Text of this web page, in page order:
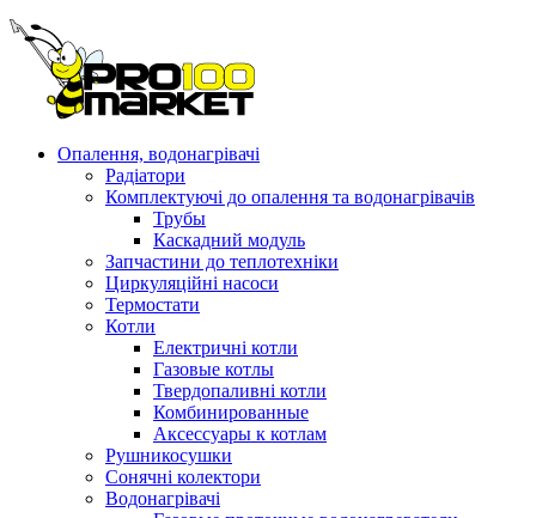
Опалення, водонагрівачі
Радіатори
Комплектуючі до опалення та водонагрівачів
Трубы
Каскадний модуль
Запчастини до теплотехніки
Циркуляційні насоси
Термостати
Котли
Електричні котли
Газовые котлы
Твердопаливні котли
Комбинированные
Аксессуары к котлам
Рушникосушки
Сонячні колектори
Водонагрівачі